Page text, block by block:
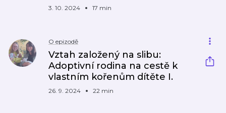
3. 10. 2024 17 min
O epizodě
Vztah založený na slibu:
Adoptivní rodina na cestě k
vlastním kořenům dítěte I.
26. 9. 2024 22 min